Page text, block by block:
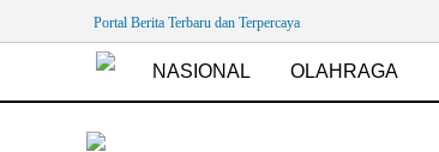
Portal Berita Terbaru dan Terpercaya
NASIONAL OLAHRAGA